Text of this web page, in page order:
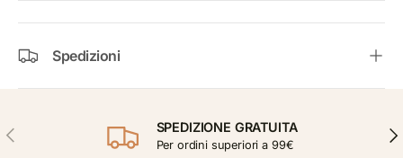
Spedizioni
INDIETRO SPEDIZIONE GRATUITA
Per ordini superiori a 99€